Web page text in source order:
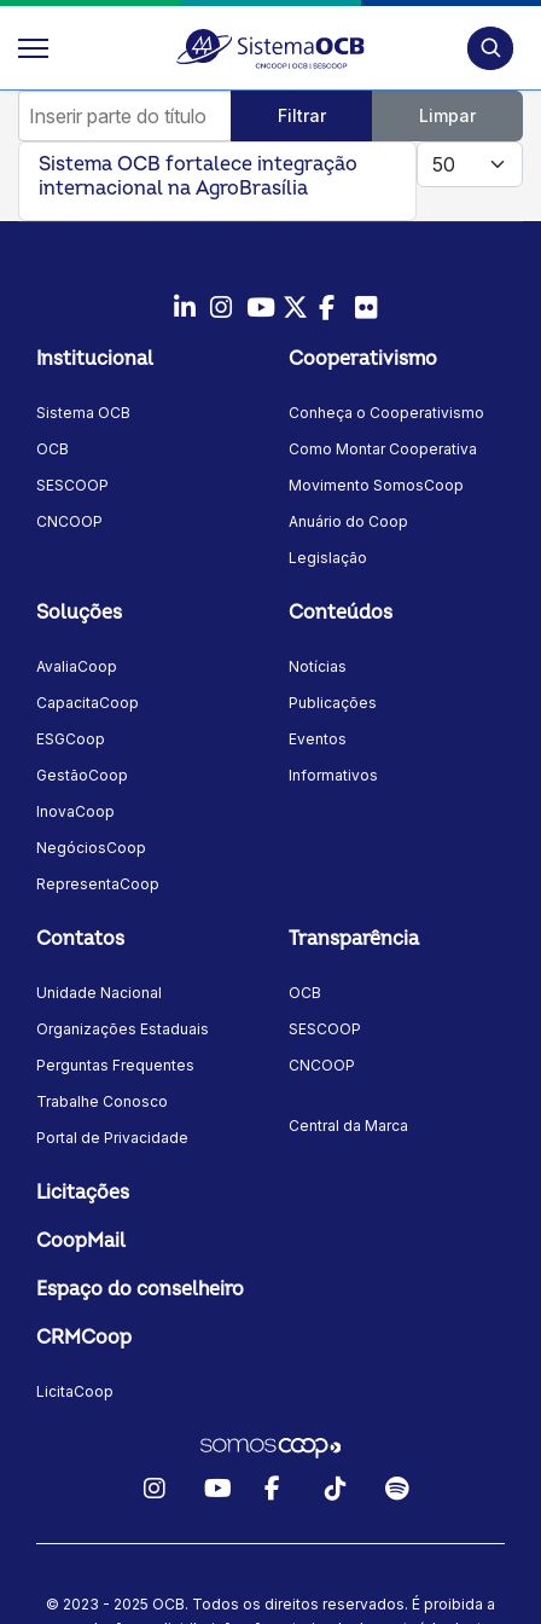
Inserir parte do título
Filtrar Limpar
Mostrar #
Sistema OCB fortalece integração
internacional na AgroBrasília
Instagram
YoutubeTwitter/X
Facebook
Institucional
Sistema OCB
OCB
SESCOOP
CNCOOP
Cooperativismo
Conheça o Cooperativismo
Como Montar Cooperativa
Movimento SomosCoop
Anuário do Coop
Legislação
Soluções
AvaliaCoop
CapacitaCoop
ESGCoop
GestãoCoop
InovaCoop
NegóciosCoop
RepresentaCoop
Conteúdos
Notícias
Publicações
Eventos
Informativos
Contatos
Unidade Nacional
Organizações Estaduais
Perguntas Frequentes
Trabalhe Conosco
Portal de Privacidade
Transparência
OCB
SESCOOP
CNCOOP
Central da Marca
Licitações
CoopMail
Espaço do conselheiro
CRMCoop
LicitaCoop
© 2023 - 2025 OCB. Todos os direitos reservados. É proibida a